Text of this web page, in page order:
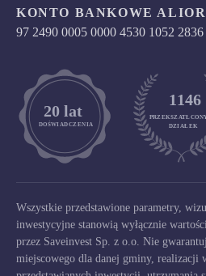
KONTO BANKOWE
97 2490 0005 0000 4530 1052 2836
DOŚWIADCZENIA
	20 lat
1146
DZIAŁEK
Wszystkie przedstawione parametry,
inwestycyjne stanowią wyłącznie
przez Saveinvest Sp. z o.o. Nie
miejscowego dla danej gminy, realizacji